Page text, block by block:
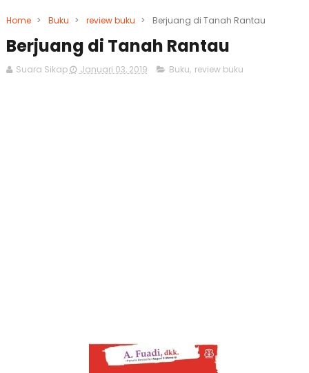
Home > Buku > review buku > Berjuang di Tanah Rantau
Berjuang di Tanah Rantau
Suara Sikap Januari 03, 2019 Buku, review buku